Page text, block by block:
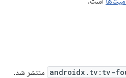
androidx.tv:tv- منتشر شد.